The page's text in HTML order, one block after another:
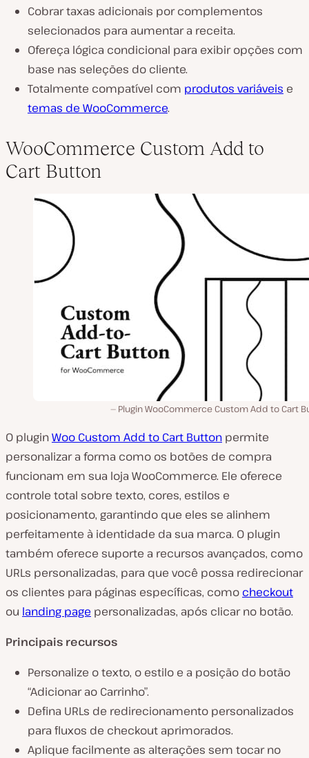
Cobrar taxas adicionais por complementos
selecionados para aumentar a receita.
Ofereça lógica condicional para exibir opções com
base nas seleções do cliente.
Totalmente compatível com produtos variáveis e
temas de WooCommerce.
WooCommerce Custom Add to
Cart Button
Plugin WooCommerce Custom Add to Cart
O pluginWoo Custom Add to Cart Button permite
personalizar a forma como os botões de compra
funcionam em sua loja WooCommerce. Ele oferece
controle total sobre texto, cores, estilos e
posicionamento, garantindo que eles se alinhem
perfeitamente à identidade da sua marca. O plugin
também oferece suporte a recursos avançados, como
URLs personalizadas, para que você possa redirecionar
os clientes para páginas específicas, como checkout
ou landing page personalizadas, após clicar no botão.
Principais recursos
Personalize o texto, o estilo e a posição do botão
“Adicionar ao Carrinho”.
Defina URLs de redirecionamento personalizados
para fluxos de checkout aprimorados.
Aplique facilmente as alterações sem tocar no